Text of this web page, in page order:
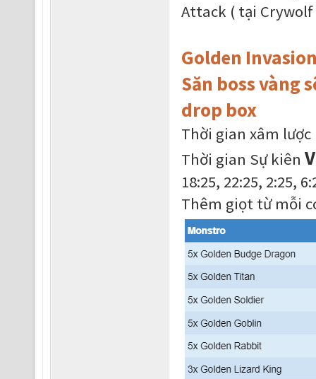
Attack ( tại Crywolf
Golden
Săn boss vàng
drop box
Thời gian xâm lược
Thời gian Sự kiên
18:25, 22:25, 2:25,
Thêm giọt từ mỗi